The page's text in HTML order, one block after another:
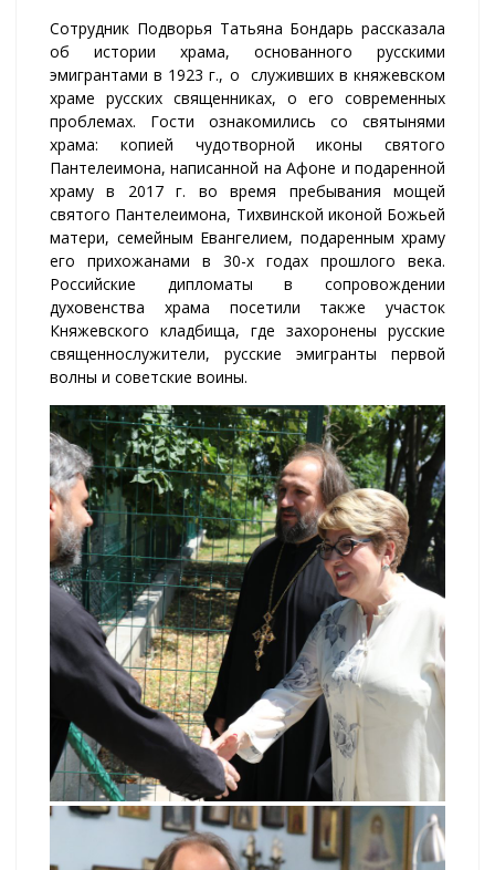
Сотрудник Подворья Татьяна Бондарь рассказала
об истории храма, основанного русскими
эмигрантами в 1923 г., о служивших в княжевском
храме русских священниках, о его современных
проблемах. Гости ознакомились со святынями
храма: копией чудотворной иконы святого
Пантелеимона, написанной на Афоне и подаренной
храму в 2017 г. во время пребывания мощей
святого Пантелеимона, Тихвинской иконой Божьей
матери, семейным Евангелием, подаренным храму
его прихожанами в 30-х годах прошлого века.
Российские дипломаты в сопровождении
духовенства храма посетили также участок
Княжевского кладбища, где захоронены русские
священнослужители, русские эмигранты первой
волны и советские воины.